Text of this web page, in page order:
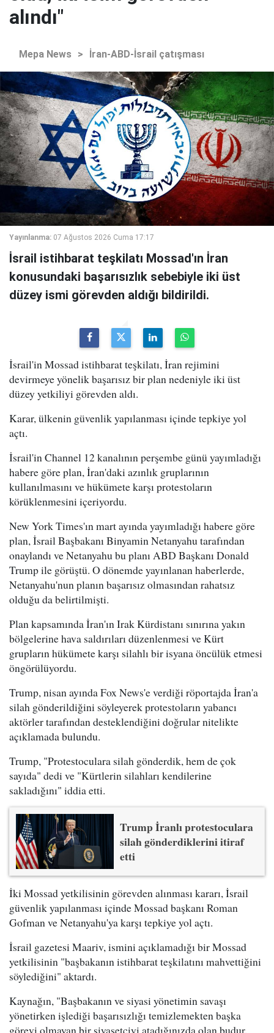
alındı"
Mepa News > İran-ABD-İsrail çatışması
Yayınlanma: 07 Ağustos 2026 Cuma 17:17
İsrail istihbarat teşkilatı Mossad'ın İran
konusundaki başarısızlık sebebiyle iki üst
düzey ismi görevden aldığı bildirildi.
İsrail'in Mossad istihbarat teşkilatı, İran rejimini
devirmeye yönelik başarısız bir plan nedeniyle iki üst
düzey yetkiliyi görevden aldı.
Karar, ülkenin güvenlik yapılanması içinde tepkiye yol
açtı.
İsrail'in Channel 12 kanalının perşembe günü yayımladığı
habere göre plan, İran'daki azınlık gruplarının
kullanılmasını ve hükümete karşı protestoların
körüklenmesini içeriyordu.
New York Times'ın mart ayında yayımladığı habere göre
plan, İsrail Başbakanı Binyamin Netanyahu tarafından
onaylandı ve Netanyahu bu planı ABD Başkanı Donald
Trump ile görüştü. O dönemde yayınlanan haberlerde,
Netanyahu'nun planın başarısız olmasından rahatsız
olduğu da belirtilmişti.
Plan kapsamında İran'ın Irak Kürdistanı sınırına yakın
bölgelerine hava saldırıları düzenlenmesi ve Kürt
grupların hükümete karşı silahlı bir isyana öncülük etmesi
öngörülüyordu.
Trump, nisan ayında Fox News'e verdiği röportajda İran'a
silah gönderildiğini söyleyerek protestoların yabancı
aktörler tarafından desteklendiğini doğrular nitelikte
açıklamada bulundu.
Trump, "Protestoculara silah gönderdik, hem de çok
sayıda" dedi ve "Kürtlerin silahları kendilerine
sakladığını" iddia etti.
Trump İranlı protestoculara
silah gönderdiklerini itiraf
etti
İki Mossad yetkilisinin görevden alınması kararı, İsrail
güvenlik yapılanması içinde Mossad başkanı Roman
Gofman ve Netanyahu'ya karşı tepkiye yol açtı.
İsrail gazetesi Maariv, ismini açıklamadığı bir Mossad
yetkilisinin "başbakanın istihbarat teşkilatını mahvettiğini
söylediğini" aktardı.
Kaynağın, "Başbakanın ve siyasi yönetimin savaşı
yönetirken işlediği başarısızlığı temizlemekten başka
görevi olmayan bir siyasetçiyi atadığınızda olan budur.